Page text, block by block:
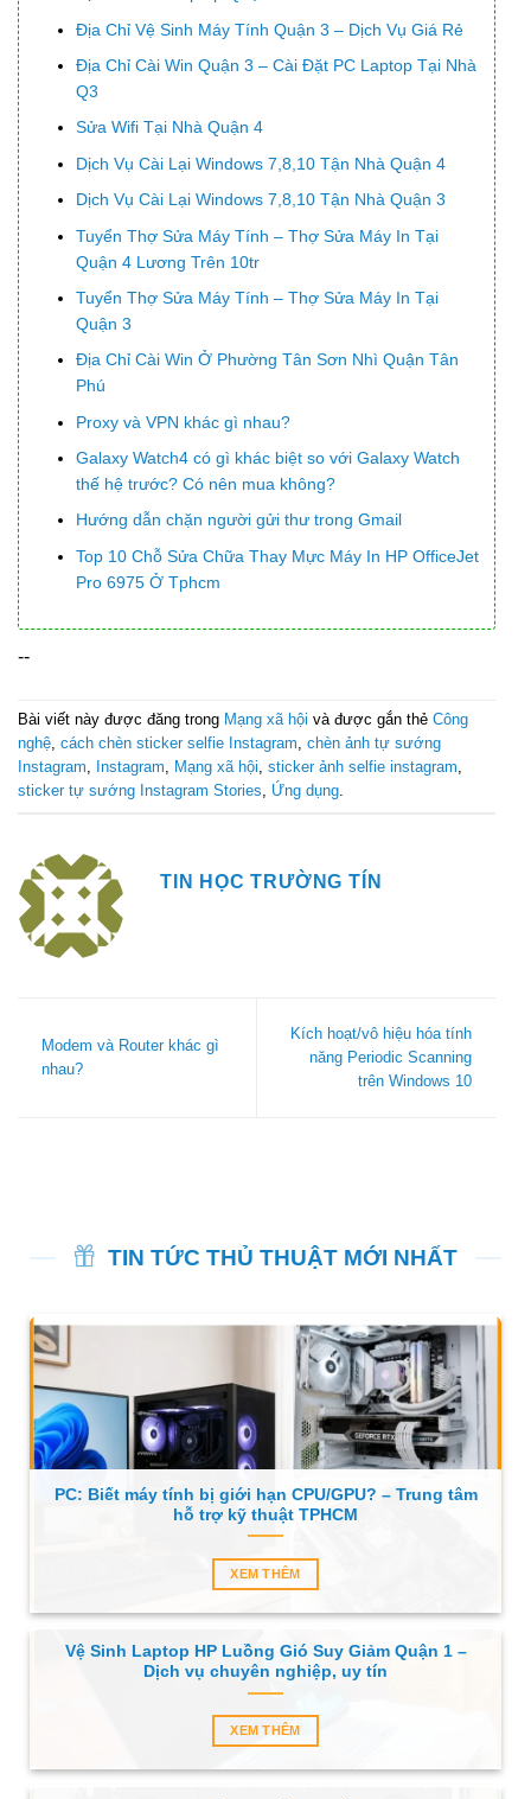
Địa Chỉ Vệ Sinh Máy Tính Quận 3 – Dịch Vụ Giá Rẻ
Địa Chỉ Cài Win Quận 3 – Cài Đặt PC Laptop Tại Nhà
Q3
Sửa Wifi Tại Nhà Quận 4
Dịch Vụ Cài Lại Windows 7,8,10 Tận Nhà Quận 4
Dịch Vụ Cài Lại Windows 7,8,10 Tận Nhà Quận 3
Tuyển Thợ Sửa Máy Tính – Thợ Sửa Máy In Tại
Quận 4 Lương Trên 10tr
Tuyển Thợ Sửa Máy Tính – Thợ Sửa Máy In Tại
Quận 3
Địa Chỉ Cài Win Ở Phường Tân Sơn Nhì Quận Tân
Phú
Proxy và VPN khác gì nhau?
Galaxy Watch4 có gì khác biệt so với Galaxy Watch
thế hệ trước? Có nên mua không?
Hướng dẫn chặn người gửi thư trong Gmail
Top 10 Chỗ Sửa Chữa Thay Mực Máy In HP OfficeJet
Pro 6975 Ở Tphcm
--
Bài viết này được đăng trong Mạng xã hội và được gắn thẻ Công
nghệ, cách chèn sticker selfie Instagram, chèn ảnh tự sướng
Instagram, Instagram, Mạng xã hội, sticker ảnh selfie instagram,
sticker tự sướng Instagram Stories, Ứng dụng.
TIN HỌC TRƯỜNG TÍN
Modem và Router khác gì
nhau?
Kích hoạt/vô hiệu hóa tính
năng Periodic Scanning
trên Windows 10
TIN TỨC THỦ THUẬT MỚI NHẤT
PC: Biết máy tính bị giới hạn CPU/GPU? – Trung tâm
hỗ trợ kỹ thuật TPHCM
XEM THÊM
Vệ Sinh Laptop HP Luồng Gió Suy Giảm Quận 1 –
Dịch vụ chuyên nghiệp, uy tín
XEM THÊM